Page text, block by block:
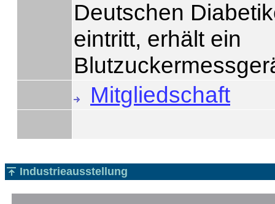
Deutschen
eintritt, erhält ein
Mitgliedschaft
Industrieausstellung